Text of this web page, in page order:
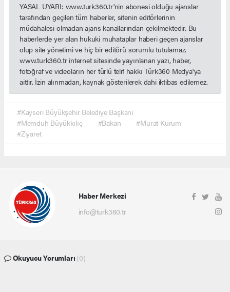
YASAL UYARI: www.turk360.tr'nin abonesi olduğu ajanslar
tarafından geçilen tüm haberler, sitenin editörlerinin
müdahalesi olmadan ajans kanallarından çekilmektedir. Bu
haberlerde yer alan hukuki muhataplar haberi geçen ajanslar
olup site yönetimi ve hiç bir editörü sorumlu tutulamaz.
www.turk360.tr internet sitesinde yayınlanan yazı, haber,
fotoğraf ve videoların her türlü telif hakkı Türk360 Medya'ya
aittir. İzin alınmadan, kaynak gösterilerek dahi iktibas edilemez.
#Kayseri Büyükşehir Belediye Başkanı
#Memduh Büyükkılıç
#Bakan
#Murat Kurum
#Ziyaret
Haber Merkezi
info@turk360.tr
Okuyucu Yorumları (0)